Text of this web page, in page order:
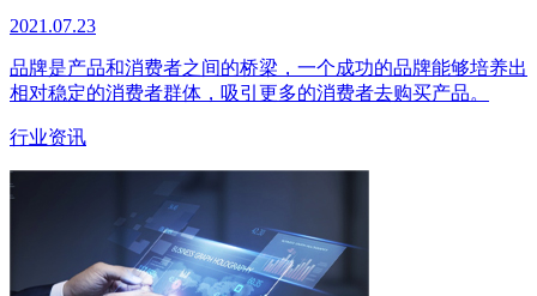
2021.07.23
品牌是产品和消费者之间的桥梁，一个成功的品牌能够培养出
相对稳定的消费者群体，吸引更多的消费者去购买产品。
行业资讯